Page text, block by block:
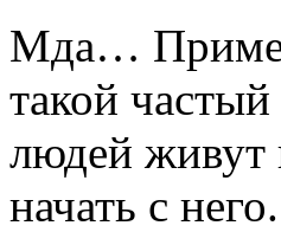
Мда…
такой
людей живут
начать с него.